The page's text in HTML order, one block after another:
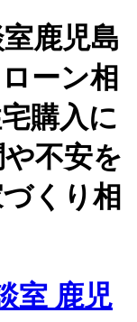
鹿児島
ーン相
購入に
不安を
くり相